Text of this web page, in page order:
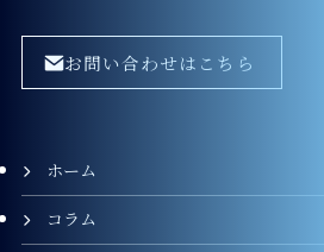
お問い合わせはこちら
ホーム
コラム